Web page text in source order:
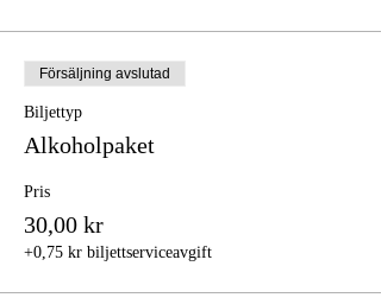
Försäljning avslutad
Biljettyp
Alkoholpaket
Pris
30,00 kr
+0,75 kr biljettserviceavgift